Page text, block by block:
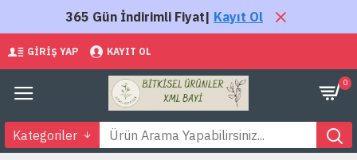
365 Gün İndirimli Fiyat| Kayıt Ol
GIRIŞ YAP KAYIT OL
0
Kategoriler